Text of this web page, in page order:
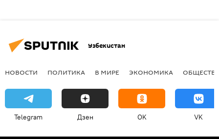
Узбекистан
НОВОСТИ ПОЛИТИКА В МИРЕ ЭКОНОМИКА
Telegram Дзен OK VK